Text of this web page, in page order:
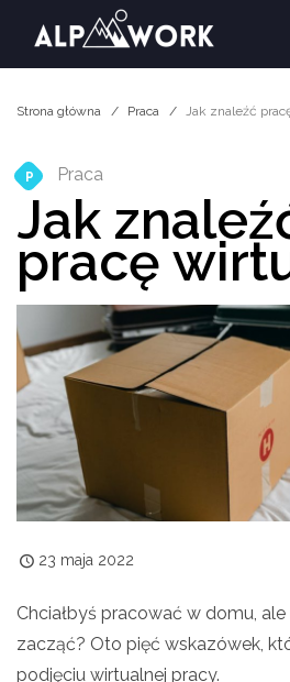
Strona główna Praca Jak znaleźć
P Praca
Jak
pracę
23 maja 2022
Chciałbyś pracować w domu,
zacząć? Oto pięć wskazówek,
podjęciu wirtualnej pracy.